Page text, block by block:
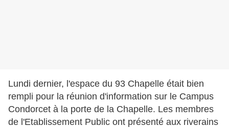
Lundi dernier, l'espace du 93 Chapelle était bien
rempli pour la réunion d'information sur le Campus
Condorcet à la porte de la Chapelle. Les membres
de l'Etablissement Public ont présenté aux riverains